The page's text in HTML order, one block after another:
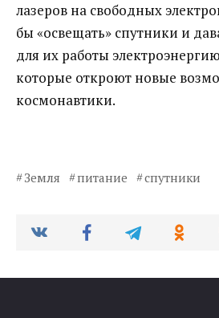
лазеров на свободных
бы «освещать» спутники и
для их работы
которые откроют новые
космонавтики.
Земля питание спутники